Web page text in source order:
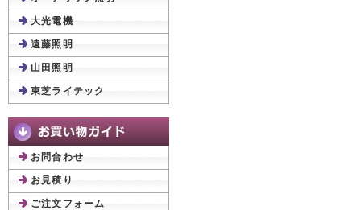
大光電機
遠藤照明
山田照明
東芝ライテック
お問合わせ
お見積り
ご注文フォーム